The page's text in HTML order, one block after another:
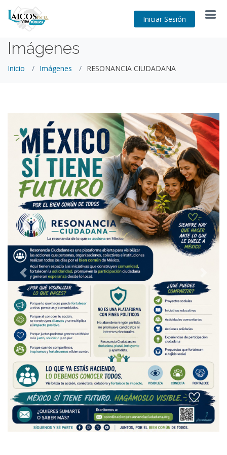
Iniciar Sesión
Imágenes
Inicio Imágenes RESONANCIA CIUDADANA
Previous